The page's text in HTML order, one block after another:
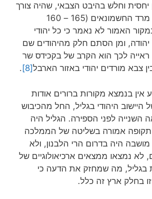
יחסית וחלש בהיבט הצבאי, שהיה צורך
לעזור לו במהלך מרד החשמונאים (165 – 160
האמור לא נאמר כי כל יהודי
יהודה, ומן הסתם חלק מהיהודים שם
לכך הוא הקרב של בקכידס שר
צבא מורדים יהודי באזור הארבל[8]
.
אין בנמצא מקורות ברורים אודות
היישוב היהודי בגליל, החל מהכיבוש
השנייה לפני הספירה. הגליל היה
אמורה בשליטה של הממלכה
היה בדרום הרי הלבנון, ולא
לא נמצאו ממצאים ארכיאולוגיים של
בגליל, מה שמחזק את הדעה כי
בחלק ארץ זה כלל.